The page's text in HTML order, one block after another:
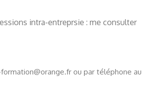
intra-entreprsie : me consulter
ou par téléphone au